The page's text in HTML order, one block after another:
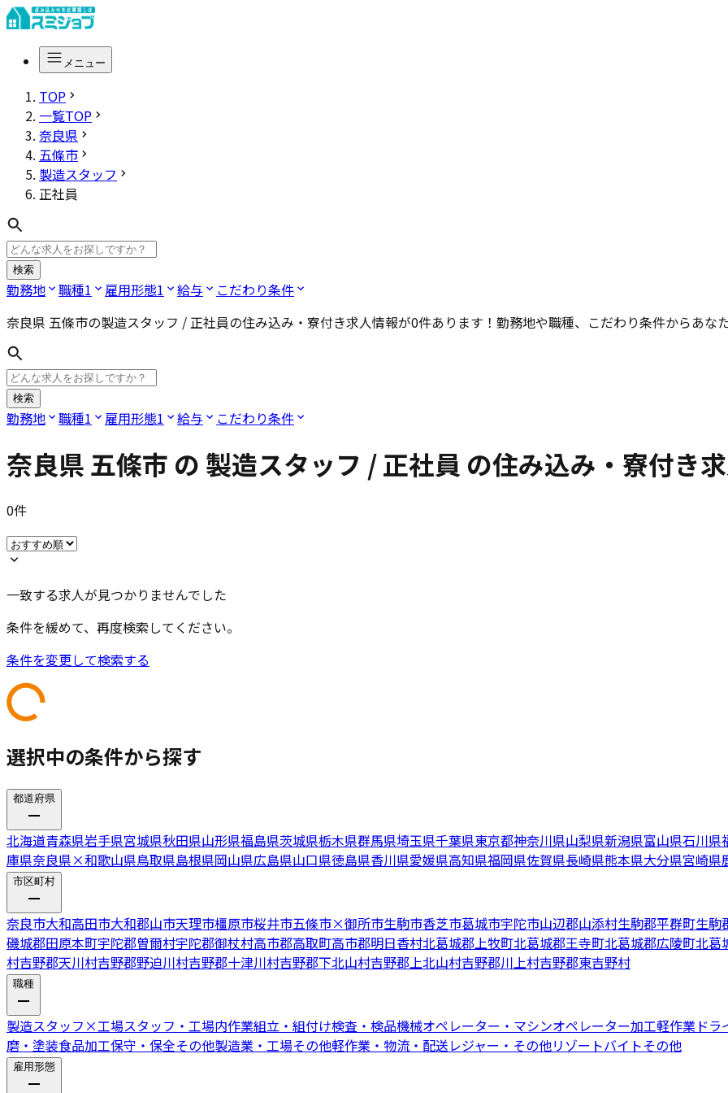
メニュー
TOP
一覧TOP
奈良県
五條市
製造スタッフ
正社員
検索
勤務地 職種1 雇用形態1 給与
こだわり条件
奈良県 五條市の製造スタッフ / 正社員の住み込み・寮付き求人情報が0件あります！勤務地や職種、こだわり条件からあな
検索
勤務地 職種1 雇用形態1 給与 こだわり条件
奈良県 五條市 の 製造スタッフ / 正社員 の住み込み・寮付き
0件
一致する求人が見つかりませんでした
条件を緩めて、再度検索してください。
条件を変更して検索する
選択中の条件から探す
都道府県
北海道青森県岩手県宮城県秋田県山形県福島県茨城県栃木県群馬県埼玉県千葉県東京都神奈川県山梨県新潟県富山県石川県
庫県奈良県×和歌山県鳥取県島根県岡山県広島県山口県徳島県香川県愛媛県高知県福岡県佐賀県長崎県熊本県大分県宮崎県
市区町村
奈良市大和高田市大和郡山市天理市橿原市桜井市五條市×御所市生駒市香芝市葛城市宇陀市山辺郡山添村生駒郡平群町生駒
磯城郡田原本町宇陀郡曽爾村宇陀郡御杖村高市郡高取町高市郡明日香村北葛城郡上牧町北葛城郡王寺町北葛城郡広陵町北葛
村吉野郡天川村吉野郡野迫川村吉野郡十津川村吉野郡下北山村吉野郡上北山村吉野郡川上村吉野郡東吉野村
職種
製造スタッフ ×工場スタッフ・工場内作業組立・組付け検査・検品機械オペレーター・マシンオペレーター加工軽作業ドラ
磨・塗装食品加工保守・保全その他製造業・工場その他軽作業・物流・配送レジャー・その他リゾートバイトその他
雇用形態